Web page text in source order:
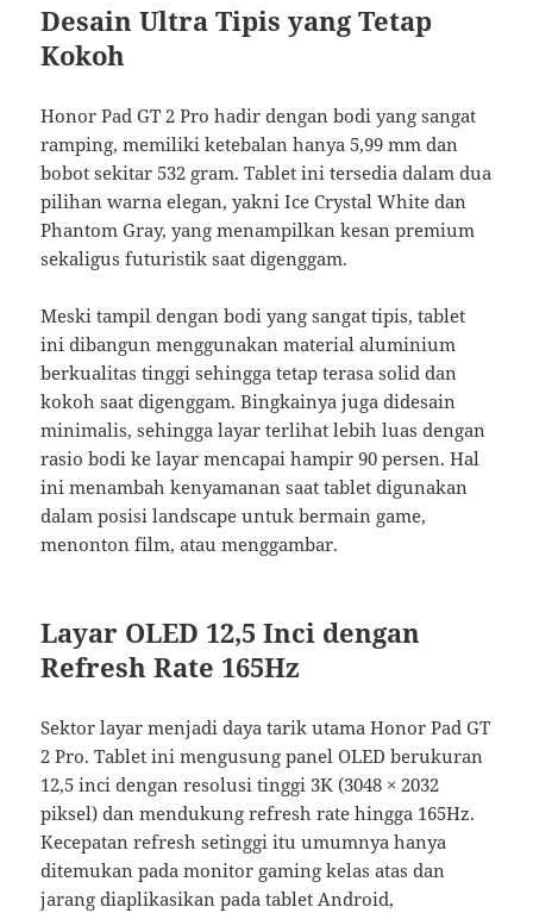
Desain Ultra Tipis yang Tetap
Kokoh
Honor Pad GT 2 Pro hadir dengan bodi yang sangat
ramping, memiliki ketebalan hanya 5,99 mm dan
bobot sekitar 532 gram. Tablet ini tersedia dalam dua
pilihan warna elegan, yakni Ice Crystal White dan
Phantom Gray, yang menampilkan kesan premium
sekaligus futuristik saat digenggam.
Meski tampil dengan bodi yang sangat tipis, tablet
ini dibangun menggunakan material aluminium
berkualitas tinggi sehingga tetap terasa solid dan
kokoh saat digenggam. Bingkainya juga didesain
minimalis, sehingga layar terlihat lebih luas dengan
rasio bodi ke layar mencapai hampir 90 persen. Hal
ini menambah kenyamanan saat tablet digunakan
dalam posisi landscape untuk bermain game,
menonton film, atau menggambar.
Layar OLED 12,5 Inci dengan
Refresh Rate 165Hz
Sektor layar menjadi daya tarik utama Honor Pad GT
2 Pro. Tablet ini mengusung panel OLED berukuran
12,5 inci dengan resolusi tinggi 3K (3048 × 2032
piksel) dan mendukung refresh rate hingga 165Hz.
Kecepatan refresh setinggi itu umumnya hanya
ditemukan pada monitor gaming kelas atas dan
jarang diaplikasikan pada tablet Android,